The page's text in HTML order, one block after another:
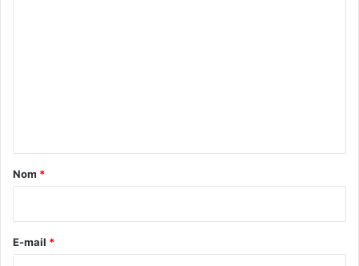
a
e
Nom *
E-mail *